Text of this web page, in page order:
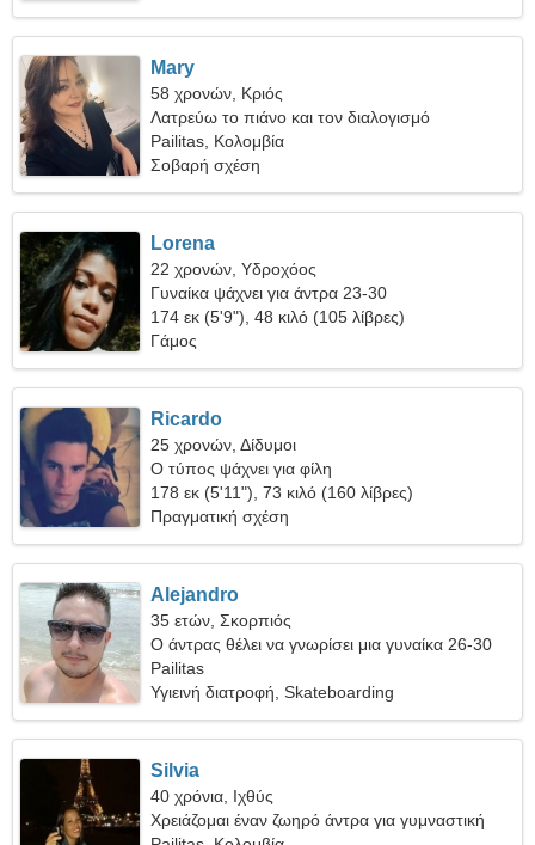
Mary
58 χρονών, Κριός
Λατρεύω το πιάνο και τον διαλογισμό
Pailitas, Κολομβία
Σοβαρή σχέση
Lorena
22 χρονών, Υδροχόος
Γυναίκα ψάχνει για άντρα 23-30
174 εκ (5'9"), 48 κιλό (105 λίβρες)
Γάμος
Ricardo
25 χρονών, Δίδυμοι
Ο τύπος ψάχνει για φίλη
178 εκ (5'11"), 73 κιλό (160 λίβρες)
Πραγματική σχέση
Alejandro
35 ετών, Σκορπιός
Ο άντρας θέλει να γνωρίσει μια γυναίκα 26-30
Pailitas
Υγιεινή διατροφή, Skateboarding
Silvia
40 χρόνια, Ιχθύς
Χρειάζομαι έναν ζωηρό άντρα για γυμναστική